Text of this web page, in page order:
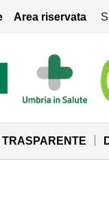
Area riservata